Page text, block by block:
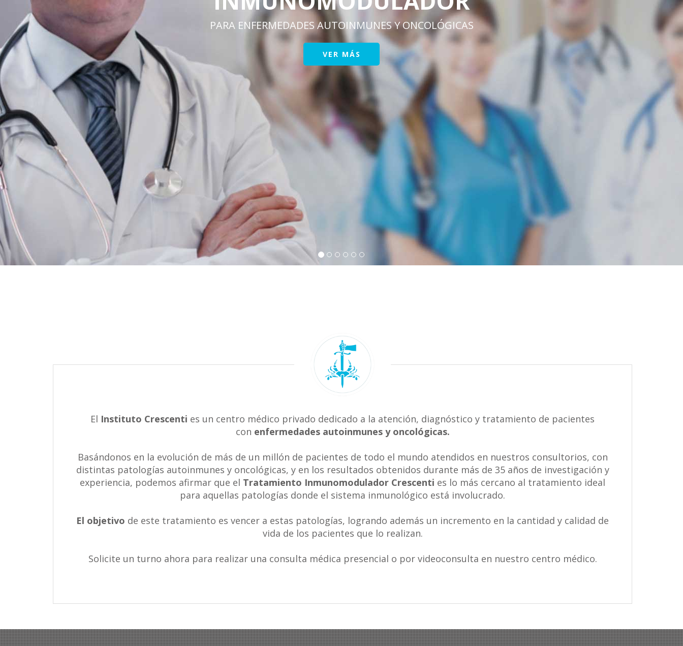
PARA ENFERMEDADES AUTOINMUNES Y ONCOLÓGICAS
VER MÁS
El Instituto Crescenti es un centro médico privado dedicado a la atención, diagnóstico y tratamiento de pacientes
con enfermedades autoinmunes y oncológicas.
Basándonos en la evolución de más de un millón de pacientes de todo el mundo atendidos en nuestros consultorios, con
distintas patologías autoinmunes y oncológicas, y en los resultados obtenidos durante más de 35 años de investigación y
experiencia, podemos afirmar que el Tratamiento Inmunomodulador Crescenti es lo más cercano al tratamiento ideal
para aquellas patologías donde el sistema inmunológico está involucrado.
El objetivo de este tratamiento es vencer a estas patologías, logrando además un incremento en la cantidad y calidad de
vida de los pacientes que lo realizan.
Solicite un turno ahora para realizar una consulta médica presencial o por videoconsulta en nuestro centro médico.